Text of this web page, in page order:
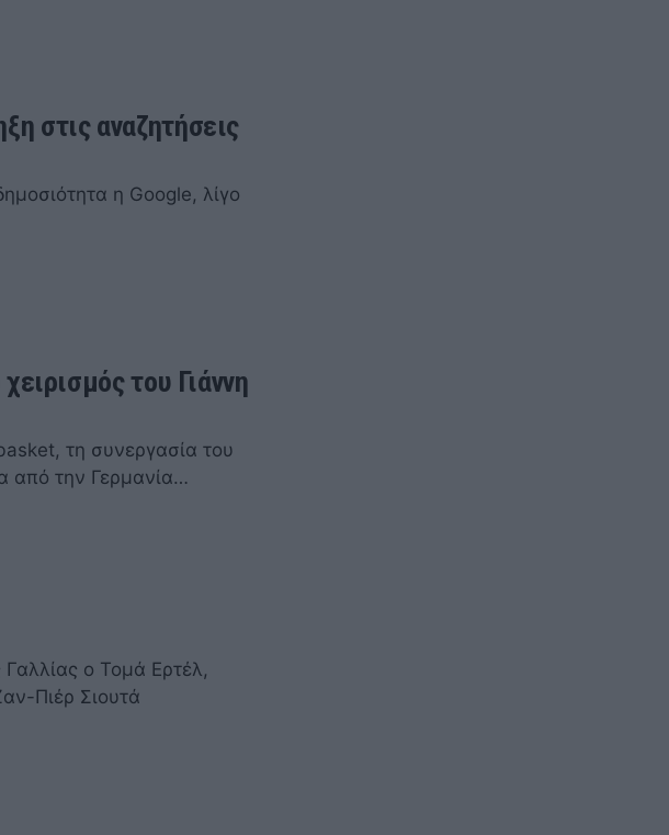
στις αναζητήσεις
η Google, λίγο
του Γιάννη
τη συνεργασία του
από την Γερμανία…
ο Τομά Ερτέλ,
Πιέρ Σιουτά